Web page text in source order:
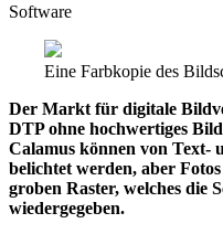
Software
Eine Farbkopie des
Der Markt für digitale
DTP ohne hochwertiges
Calamus können von
belichtet werden, aber
groben Raster, welches die
wiedergegeben.